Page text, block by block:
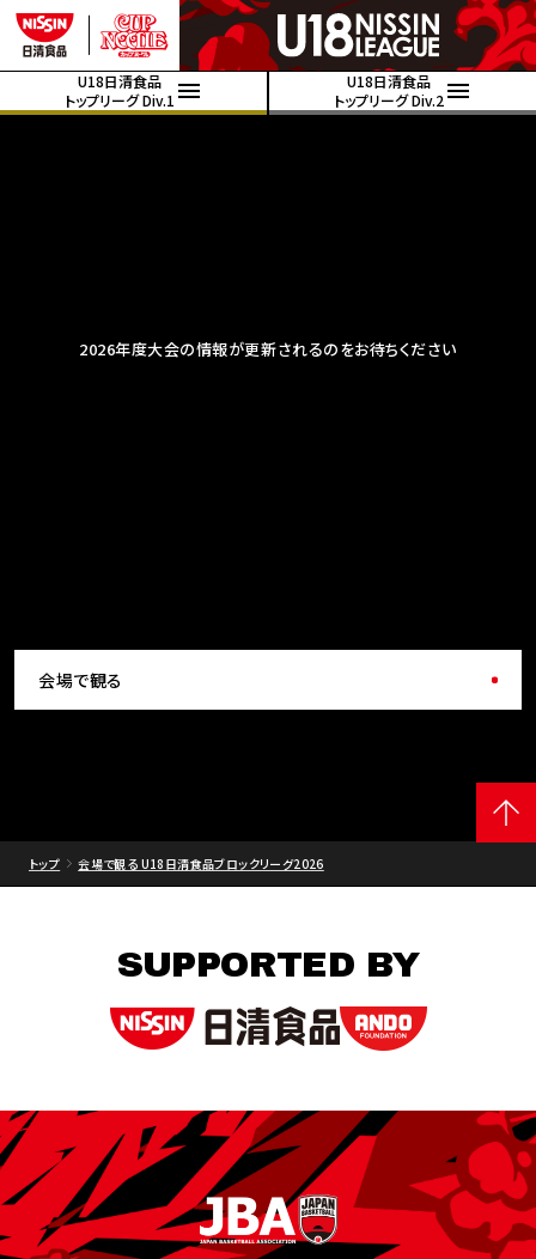
U18日清食品
トップリーグ Div.1
U18日清食品
トップリーグ Div.2
2026年度大会の情報が更新されるのをお待ちください
会場で観る
トップ 会場で観る U18日清食品ブロックリーグ2026
SUPPORTED BY